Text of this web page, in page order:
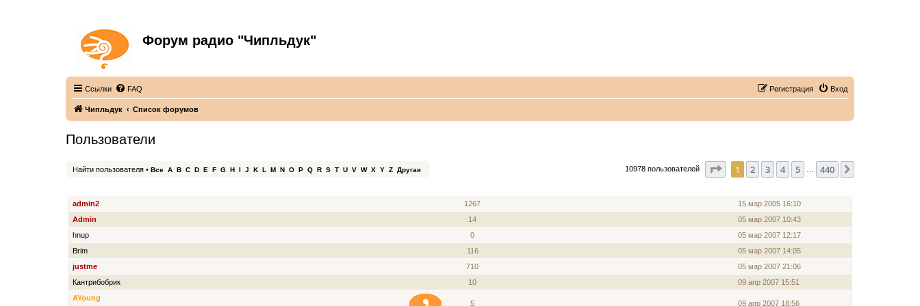
Форум радио "Чипльдук"
Ссылки FAQ Вход
Регистрация
Чипльдук Список форумов
Пользователи
Найти пользователя • Все A B C D E F G H I J K L M N O P Q R S T U V W X Y Z Другая 10978 пользователей Страница1 из 440
1 2 3 4 5 440
admin2 1267
15 мар 2005 16:10
Admin
14
05 мар 2007 10:43
hnup
0
05 мар 2007 12:17
Brim
116
05 мар 2007 14:05
justme
710
05 мар 2007 21:06
Кантрибобрик
10
09 апр 2007 15:51
AYoung
5 09 апр 2007 18:56